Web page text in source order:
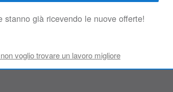
stanno già ricevendo le nuove offerte!